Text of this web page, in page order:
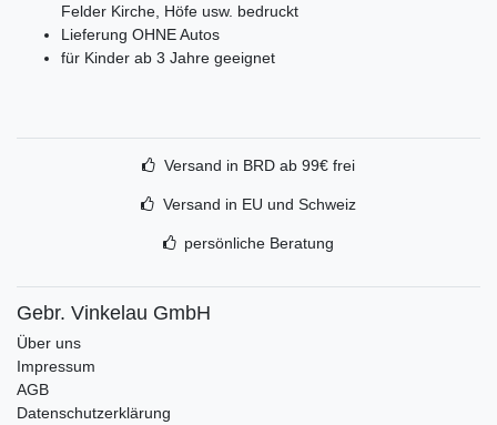
Felder Kirche, Höfe usw. bedruckt
Lieferung OHNE Autos
für Kinder ab 3 Jahre geeignet
Versand in BRD ab 99€ frei
Versand in EU und Schweiz
persönliche Beratung
Gebr. Vinkelau GmbH
Über uns
Impressum
AGB
Datenschutzerklärung